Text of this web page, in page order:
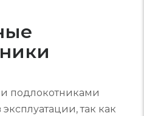
подлокотниками
так как